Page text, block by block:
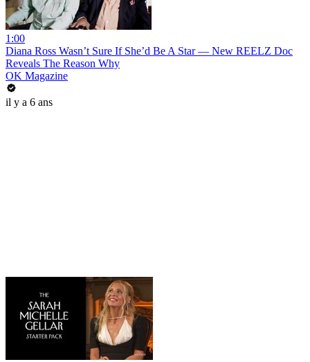
1:00
Diana Ross Wasn’t Sure If She’d Be A Star — New REELZ Doc
Reveals The Reason Why
OK Magazine
il y a 6 ans